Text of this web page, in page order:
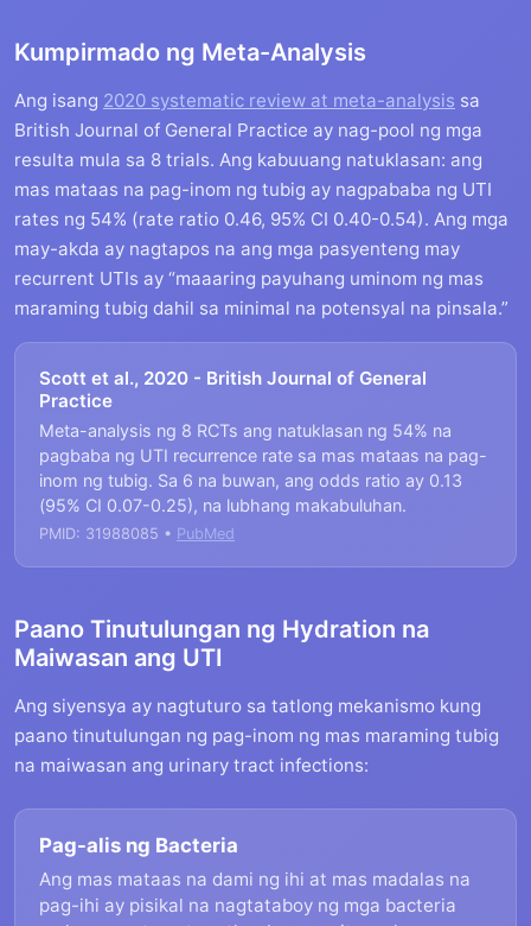
Kumpirmado ng Meta-Analysis
Ang isang 2020 systematic review at meta-analysis sa
British Journal of General Practice ay nag-pool ng mga
resulta mula sa 8 trials. Ang kabuuang natuklasan: ang
mas mataas na pag-inom ng tubig ay nagpababa ng UTI
rates ng 54% (rate ratio 0.46, 95% CI 0.40-0.54). Ang mga
may-akda ay nagtapos na ang mga pasyenteng may
recurrent UTIs ay “maaaring payuhang uminom ng mas
maraming tubig dahil sa minimal na potensyal na pinsala.”
Scott et al., 2020 - British Journal of General
Practice
Meta-analysis ng 8 RCTs ang natuklasan ng 54% na
pagbaba ng UTI recurrence rate sa mas mataas na pag-
inom ng tubig. Sa 6 na buwan, ang odds ratio ay 0.13
(95% CI 0.07-0.25), na lubhang makabuluhan.
PMID: 31988085 • PubMed
Paano Tinutulungan ng Hydration na
Maiwasan ang UTI
Ang siyensya ay nagtuturo sa tatlong mekanismo kung
paano tinutulungan ng pag-inom ng mas maraming tubig
na maiwasan ang urinary tract infections:
Pag-alis ng Bacteria
Ang mas mataas na dami ng ihi at mas madalas na
pag-ihi ay pisikal na nagtataboy ng mga bacteria